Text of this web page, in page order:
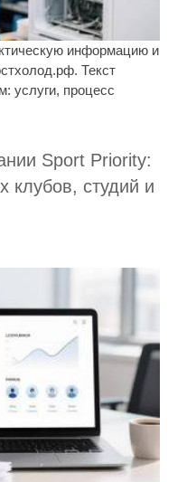
информацию и
Текст
услуги, процесс
Sport Priority:
клубов, студий и